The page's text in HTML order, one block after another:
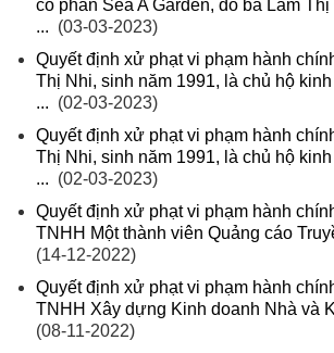
cổ phần Sea A Garden, do bà Lâm
... (03-03-2023)
Quyết định xử phạt vi phạm hành
Thị Nhi, sinh năm 1991, là chủ hộ
... (02-03-2023)
Quyết định xử phạt vi phạm hành
Thị Nhi, sinh năm 1991, là chủ hộ
... (02-03-2023)
Quyết định xử phạt vi phạm hành
TNHH Một thành viên Quảng cáo
(14-12-2022)
Quyết định xử phạt vi phạm hành
TNHH Xây dựng Kinh doanh Nhà và
(08-11-2022)